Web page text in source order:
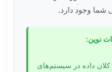
شما وجود دارد.
نوین:
داده در سیستم‌های